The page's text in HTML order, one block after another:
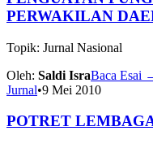
PERWAKILAN
Topik: Jurnal Nasional
Oleh: Saldi IsraBaca Esai
Jurnal•9 Mei 2010
POTRET